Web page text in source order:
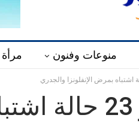
منوعات وفنون مرأة
السودان: ظهور